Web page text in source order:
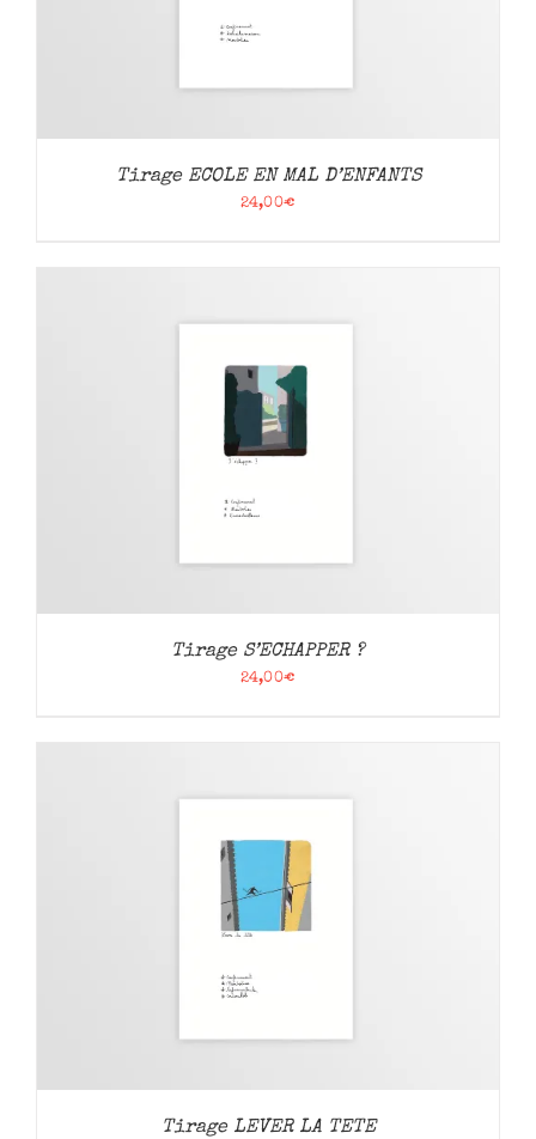
Tirage ECOLE EN MAL D’ENFANTS
24,00€
Tirage S’ECHAPPER ?
24,00€
Tirage LEVER LA TETE